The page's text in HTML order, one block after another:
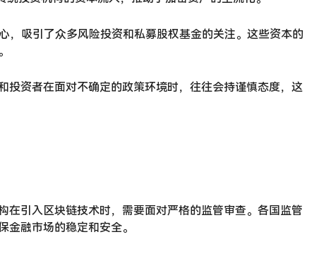
，吸引了众多风险投资和私募股权基金的关注。这些资本的
资者在面对不确定的政策环境时，往往会持谨慎态度，这
引入区块链技术时，需要面对严格的监管审查。各国监管
融市场的稳定和安全。